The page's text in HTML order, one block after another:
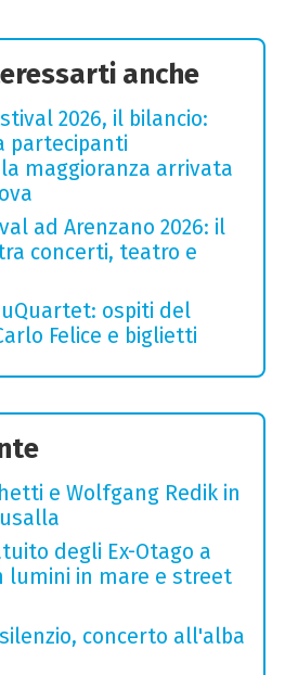
anche
2026, il bilancio:
partecipanti
maggioranza arrivata
ad Arenzano 2026: il
concerti, teatro e
ospiti del
Felice e biglietti
e Wolfgang Redik in
degli Ex-Otago a
lumini in mare e street
concerto all'alba